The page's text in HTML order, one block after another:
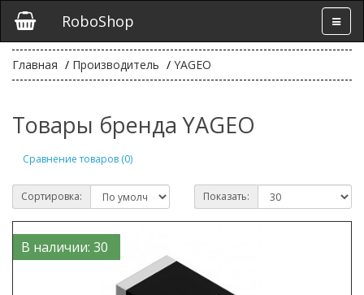
RoboShop
Главная Производитель YAGEO
Товары бренда YAGEO
Сравнение товаров (0)
Сортировка: Показать:
В наличии: 30